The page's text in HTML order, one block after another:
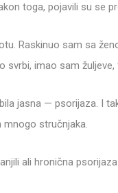
toga, pojavili su
Raskinuo sam sa
imao sam
jasna — psorijaza. I
stručnjaka.
ali hronična